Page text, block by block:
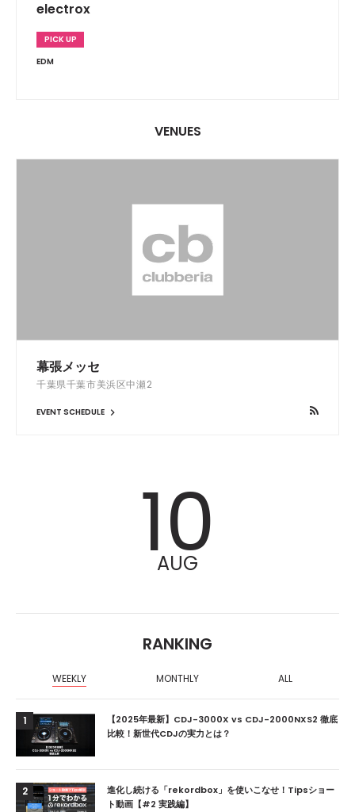
electrox
PICK UP
EDM
VENUES
幕張メッセ
千葉県千葉市美浜区中瀬2
EVENT SCHEDULE
10
AUG
RANKING
WEEKLY MONTHLY ALL
1
【2025年最新】CDJ-3000X vs CDJ-2000NXS2 徹底
比較！新世代CDJの実力とは？
2
進化し続ける「rekordbox」を使いこなせ！Tipsショー
ト動画【#2 実践編】